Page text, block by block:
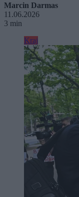
Marcin Darmas
11.06.2026
3 min
Kraj